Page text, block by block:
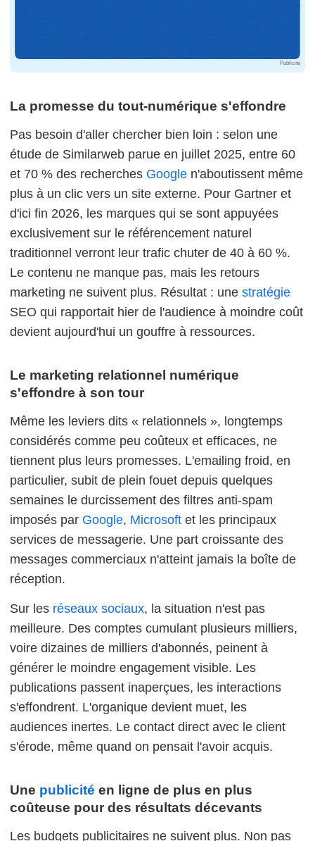
Publicité
La promesse du tout-numérique s'effondre
Pas besoin d'aller chercher bien loin : selon une
étude de Similarweb parue en juillet 2025, entre 60
et 70 % des recherches Google n'aboutissent même
plus à un clic vers un site externe. Pour Gartner et
d'ici fin 2026, les marques qui se sont appuyées
exclusivement sur le référencement naturel
traditionnel verront leur trafic chuter de 40 à 60 %.
Le contenu ne manque pas, mais les retours
marketing ne suivent plus. Résultat : une stratégie
SEO qui rapportait hier de l'audience à moindre coût
devient aujourd'hui un gouffre à ressources.
Le marketing relationnel numérique
s'effondre à son tour
Même les leviers dits « relationnels », longtemps
considérés comme peu coûteux et efficaces, ne
tiennent plus leurs promesses. L'emailing froid, en
particulier, subit de plein fouet depuis quelques
semaines le durcissement des filtres anti-spam
imposés par Google, Microsoft et les principaux
services de messagerie. Une part croissante des
messages commerciaux n'atteint jamais la boîte de
réception.
Sur les réseaux sociaux, la situation n'est pas
meilleure. Des comptes cumulant plusieurs milliers,
voire dizaines de milliers d'abonnés, peinent à
générer le moindre engagement visible. Les
publications passent inaperçues, les interactions
s'effondrent. L'organique devient muet, les
audiences inertes. Le contact direct avec le client
s'érode, même quand on pensait l'avoir acquis.
Une publicité en ligne de plus en plus
coûteuse pour des résultats décevants
Les budgets publicitaires ne suivent plus. Non pas